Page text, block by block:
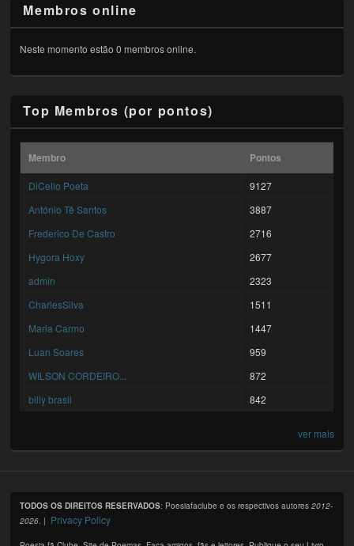
Membros online
Neste momento estão 0 membros online.
Top Membros (por pontos)
Membro Pontos
DiCello Poeta
9127
António Tê Santos
3887
Frederico De Castro
2716
Hygora Hoxy
2677
admin
2323
CharlesSilva
1511
Maria Carmo
1447
Luan Soares
959
WILSON CORDEIRO...
872
billy brasil
842
ver mais
TODOS OS DIREITOS RESERVADOS: Poesiafaclube e os respectivos autores2012-
2026 . | Privacy Policy